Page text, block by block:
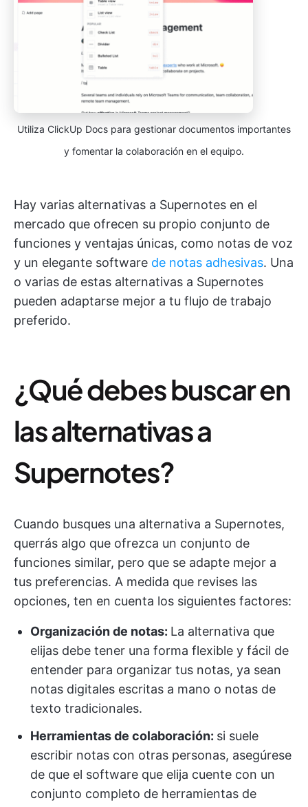
Utiliza ClickUp Docs para gestionar documentos importantes
y fomentar la colaboración en el equipo.
Hay varias alternativas a Supernotes en el
mercado que ofrecen su propio conjunto de
funciones y ventajas únicas, como notas de voz
y un elegante software de notas adhesivas. Una
o varias de estas alternativas a Supernotes
pueden adaptarse mejor a tu flujo de trabajo
preferido.
¿Qué debes buscar en
las alternativas a
Supernotes?
Cuando busques una alternativa a Supernotes,
querrás algo que ofrezca un conjunto de
funciones similar, pero que se adapte mejor a
tus preferencias. A medida que revises las
opciones, ten en cuenta los siguientes factores:
Organización de notas: La alternativa que
elijas debe tener una forma flexible y fácil de
entender para organizar tus notas, ya sean
notas digitales escritas a mano o notas de
texto tradicionales.
Herramientas de colaboración: si suele
escribir notas con otras personas, asegúrese
de que el software que elija cuente con un
conjunto completo de herramientas de